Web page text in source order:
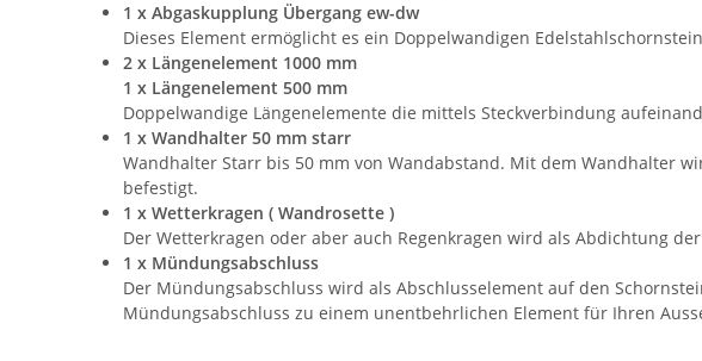
1 x Abgaskupplung Übergang ew-dw
Dieses Element ermöglicht es ein Doppelwandigen
2 x Längenelement 1000 mm
1 x Längenelement 500 mm
Doppelwandige Längenelemente die mittels Steckverbindung
1 x Wandhalter 50 mm starr
Wandhalter Starr bis 50 mm von Wandabstand. Mit dem Wandhalter
befestigt.
1 x Wetterkragen ( Wandrosette )
Der Wetterkragen oder aber auch Regenkragen wird als Abdichtung
1 x Mündungsabschluss
Der Mündungsabschluss wird als Abschlusselement auf den
Mündungsabschluss zu einem unentbehrlichen Element für Ihren